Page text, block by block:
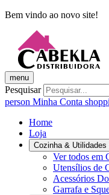
Bem vindo ao novo site!
menu
Pesquisar
person Minha Conta
Home
Loja
Cozinha & Utilidades
Ver todos em
Utensílios de
Acessórios
Garrafa e